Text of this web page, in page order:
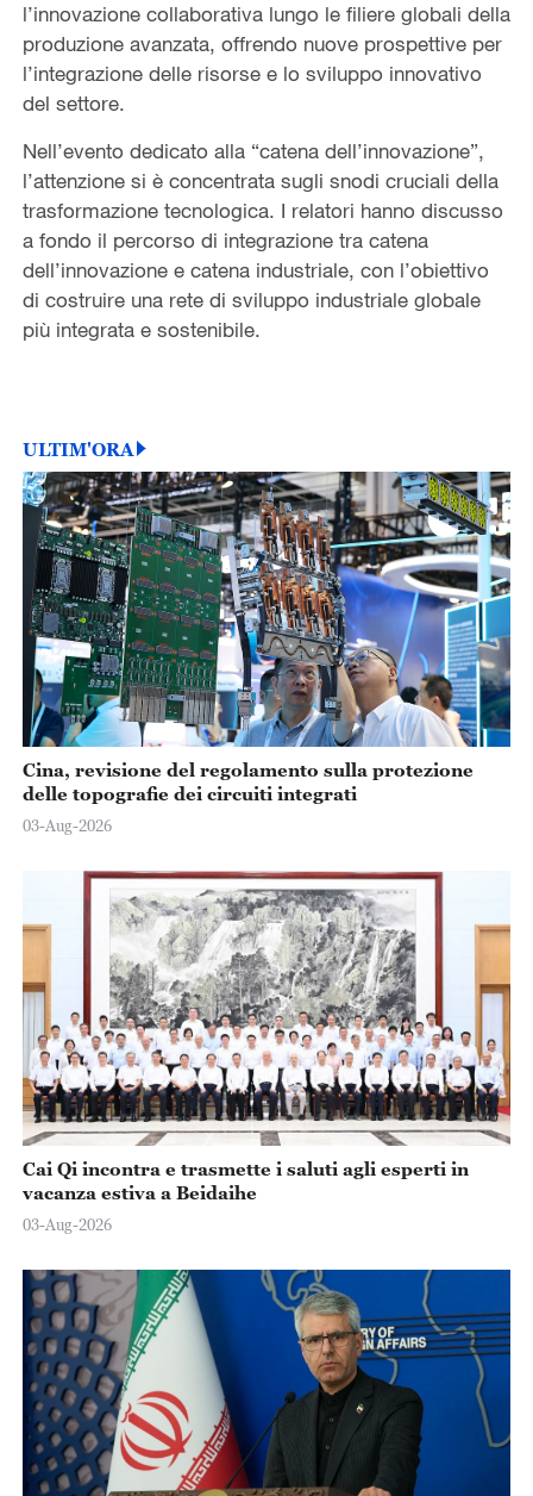
l’innovazione collaborativa lungo le filiere globali della
produzione avanzata, offrendo nuove prospettive per
l’integrazione delle risorse e lo sviluppo innovativo
del settore.
Nell’evento dedicato alla “catena dell’innovazione”,
l’attenzione si è concentrata sugli snodi cruciali della
trasformazione tecnologica. I relatori hanno discusso
a fondo il percorso di integrazione tra catena
dell’innovazione e catena industriale, con l’obiettivo
di costruire una rete di sviluppo industriale globale
più integrata e sostenibile.
ULTIM'ORA
Cina, revisione del regolamento sulla protezione
delle topografie dei circuiti integrati
03-Aug-2026
Cai Qi incontra e trasmette i saluti agli esperti in
vacanza estiva a Beidaihe
03-Aug-2026